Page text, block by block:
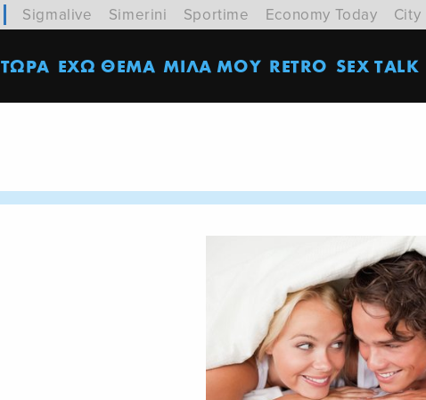
Sigmalive Simerini Sportime Economy Today City
ΤΩΡΑ ΕΧΩ ΘΕΜΑ MΙΛΑ ΜΟΥ RETRO SEX TALK